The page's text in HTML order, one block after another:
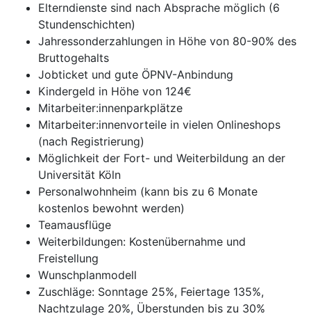
Elterndienste sind nach Absprache möglich (6
Stundenschichten)
Jahressonderzahlungen in Höhe von 80-90% des
Bruttogehalts
Jobticket und gute ÖPNV-Anbindung
Kindergeld in Höhe von 124€
Mitarbeiter:innenparkplätze
Mitarbeiter:innenvorteile in vielen Onlineshops
(nach Registrierung)
Möglichkeit der Fort- und Weiterbildung an der
Universität Köln
Personalwohnheim (kann bis zu 6 Monate
kostenlos bewohnt werden)
Teamausflüge
Weiterbildungen: Kostenübernahme und
Freistellung
Wunschplanmodell
Zuschläge: Sonntage 25%, Feiertage 135%,
Nachtzulage 20%, Überstunden bis zu 30%